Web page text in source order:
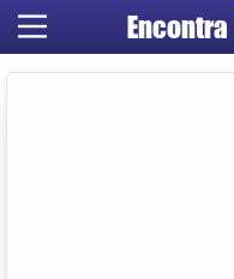
Encontra